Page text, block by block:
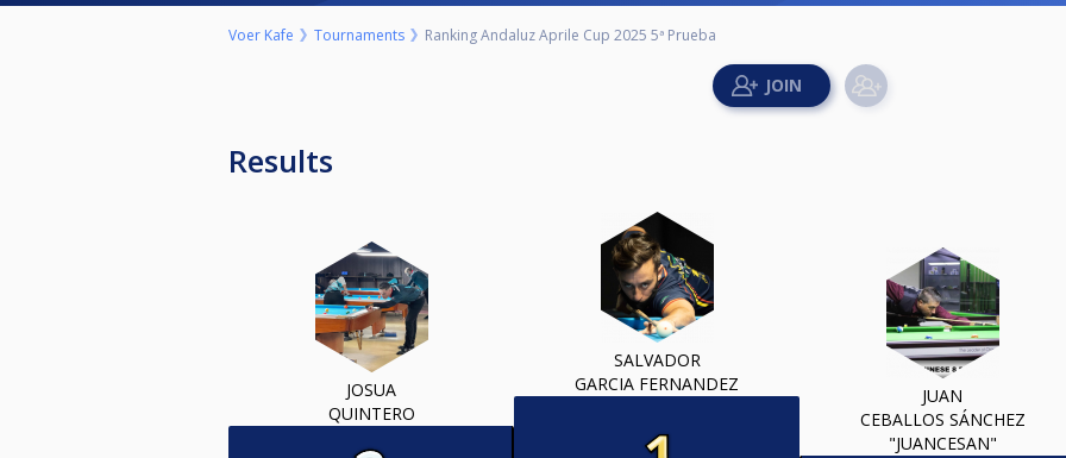
Voer Kafe Tournaments Ranking Andaluz Aprile Cup 2025 5ª Prueba
Results
JOSUA
QUINTERO
SALVADOR
GARCIA FERNANDEZ
JUAN
CEBALLOS SÁNCHEZ
"JUANCESAN"